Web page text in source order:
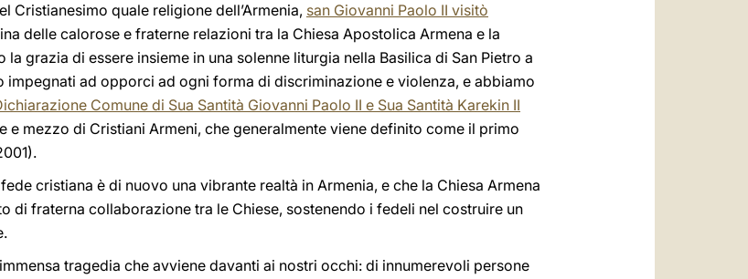
Cristianesimo quale religione dell’Armenia, san Giovanni Paolo II visitò
delle calorose e fraterne relazioni tra la Chiesa Apostolica Armena e la
grazia di essere insieme in una solenne liturgia nella Basilica di San Pietro a
impegnati ad opporci ad ogni forma di discriminazione e violenza, e abbiamo
Comune di Sua Santità Giovanni Paolo II e Sua Santità Karekin II
e mezzo di Cristiani Armeni, che generalmente viene definito come il primo
cristiana è di nuovo una vibrante realtà in Armenia, e che la Chiesa Armena
di fraterna collaborazione tra le Chiese, sostenendo i fedeli nel costruire un
tragedia che avviene davanti ai nostri occhi: di innumerevoli persone